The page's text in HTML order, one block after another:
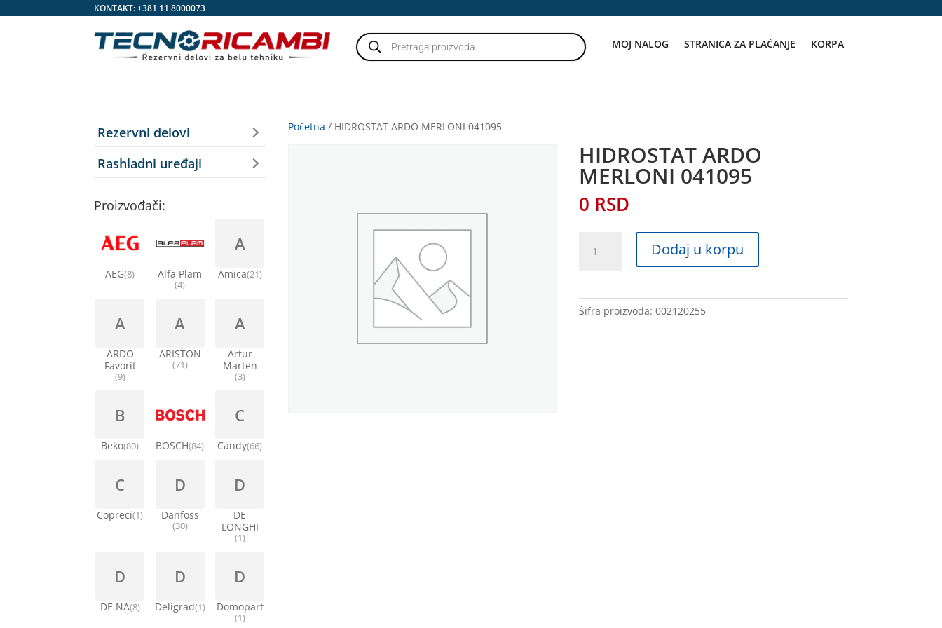
KONTAKT:+381 11 8000073
Products
search MOJ NALOG STRANICA ZA PLAĆANJE KORPA
Početna / HIDROSTAT ARDO MERLONI 041095
HIDROSTAT ARDO
MERLONI 041095
0 RSD
ARDO
količina
Dodaj u korpu
Šifra proizvoda:002120255
Rezervni delovi
Rashladni uređaji
Proizvođači:
AEG(8) Alfa Plam
(4)
A
Amica(21)
A
ARDO
Favorit
(9)
A
ARISTON
(71)
A
Artur
Marten
(3)
B
Beko(80) BOSCH(84)
C
Candy(66)
C
Copreci(1)
D
Danfoss
(30)
D
DE
LONGHI
(1)
D
DE.NA(8)
D
Deligrad(1)
D
Domopart
(1)